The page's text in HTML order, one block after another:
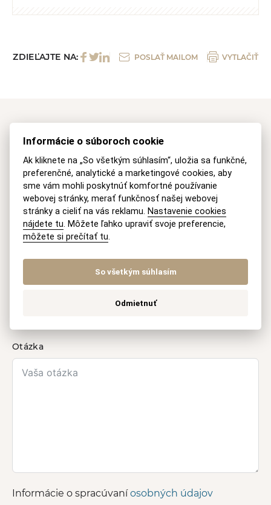
ZDIEĽAJTE NA: POSLAŤ MAILOM VYTLAČIŤ
Máte záujem o naše
právne služby?
Kontaktujte nás
Vaše meno
Otázka
Informácie o spracúvaníosobných údajov
Informácie o súboroch cookie
Ak kliknete na „So všetkým súhlasím“, uložia sa funkčné,
preferenčné, analytické a marketingové cookies, aby
sme vám mohli poskytnúť komfortné používanie
webovej stránky, merať funkčnosť našej webovej
stránky a cieliť na vás reklamu. Nastavenie cookies
nájdete tu. Môžete ľahko upraviť svoje preferencie,
môžete si prečítať tu.
So všetkým súhlasím
Odmietnuť